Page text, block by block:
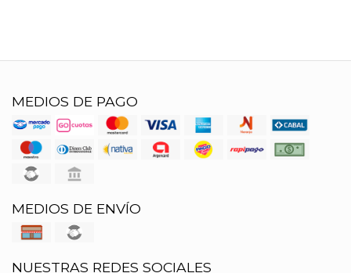
MEDIOS DE PAGO
MEDIOS DE ENVÍO
NUESTRAS REDES SOCIALES